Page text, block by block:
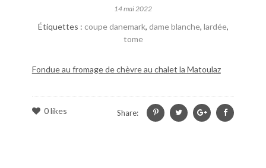
14 mai 2022
Étiquettes : coupe danemark, dame blanche, lardée,
tome
Fondue au fromage de chèvre au chalet la Matoulaz
0likes Share: